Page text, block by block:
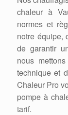
chaleur à
normes et
notre équipe,
de garantir
nous
technique et
Chaleur Pro
pompe à
tarif.